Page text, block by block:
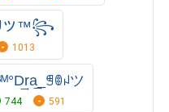
ツ™꧂
1013
ツ
744 591